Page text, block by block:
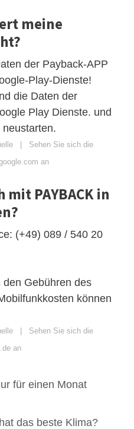
meine
der Payback-APP
Play-Dienste!
die Daten der
Play Dienste. und
| Sehen Sie sich die
an
PAYBACK in
(+49) 089 / 540 20
Gebühren des
können
| Sehen Sie sich die
an
für einen Monat
das beste Klima?